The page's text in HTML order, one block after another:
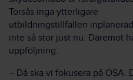
Torsås inga ytterligare
utbildningstillfällen
inte så stor just nu. Däremot
uppföljning.
– Då ska vi fokusera på OSA.